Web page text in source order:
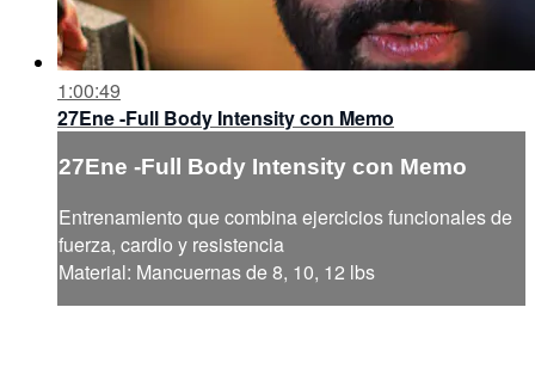
1:00:49
27Ene -Full Body Intensity con Memo
27Ene -Full Body Intensity con Memo
Entrenamiento que combina ejercicios funcionales de
fuerza, cardio y resistencia
Material: Mancuernas de 8, 10, 12 lbs